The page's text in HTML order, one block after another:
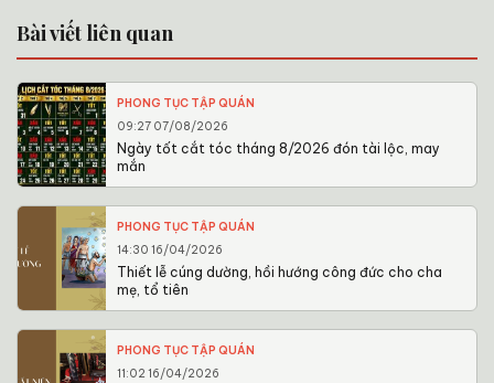
Bài viết liên quan
PHONG TỤC TẬP QUÁN
09:27 07/08/2026
Ngày tốt cắt tóc tháng 8/2026 đón tài lộc, may
mắn
PHONG TỤC TẬP QUÁN
14:30 16/04/2026
Thiết lễ cúng dường, hồi hướng công đức cho cha
mẹ, tổ tiên
PHONG TỤC TẬP QUÁN
11:02 16/04/2026